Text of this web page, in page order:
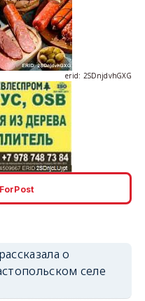
erid: 2SDnjdvhGXG
о
селе